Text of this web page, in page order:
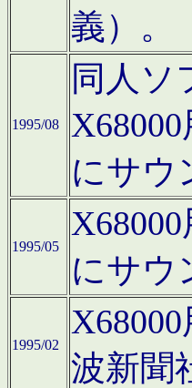
義）。
1995/08
同人ソ
にサウ
1995/05
にサウ
1995/02
波新聞